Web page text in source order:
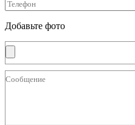
Добавьте фото